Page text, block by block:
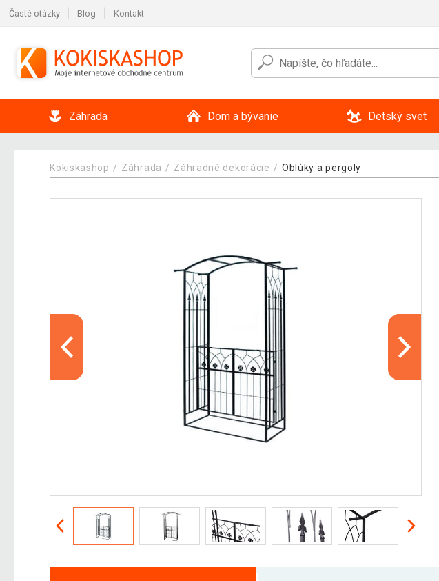
Časté otázky Blog Kontakt
Záhrada Dom a bývanie Detský svet
Kokiskashop Záhrada Záhradné dekorácie Oblúky a pergoly